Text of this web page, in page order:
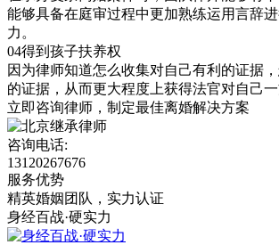
能够具备在庭审过程中更加熟练运用言辞
力。
04得到孩子扶养权
因为律师知道怎么收集对自己有利的证据
的证据，从而更大程度上获得法官对自己一
立即咨询律师， 制定最佳离婚解决方案
咨询电话:
13120267676
服务优势
精英婚姻团队，实力认证
身经百战·硬实力